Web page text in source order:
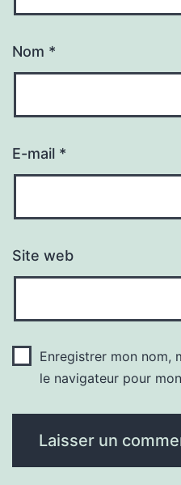
Nom *
E-mail *
Site web
Enregistrer mon nom,
le navigateur pour